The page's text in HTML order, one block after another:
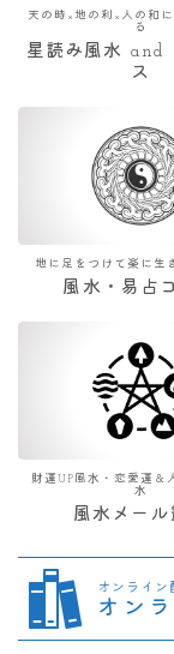
天の時×地の利×人の和
る
星読み風水 and
ス
地に足をつけて楽に生
風水・易占
財運UP風水・恋愛運＆
水
風水メール
オンライ
オン